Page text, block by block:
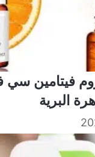
فيتامين سي
البرية